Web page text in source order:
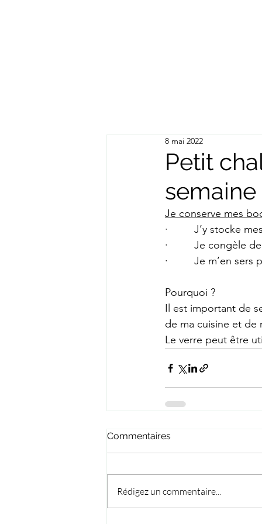
Petit
8 mai 2022
Je conserve mes
·         J’y stocke
·         Je congèle
·         Je m’en
Pourquoi ?
Il est important de
de ma cuisine et
Le verre peut être
Commentaires
Rédigez un commentaire...